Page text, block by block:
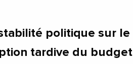
politique sur le
tardive du budget